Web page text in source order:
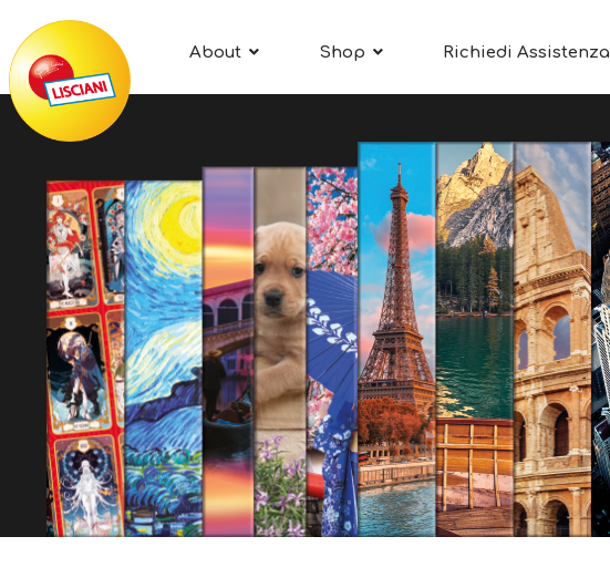
About Shop Richiedi Assistenza